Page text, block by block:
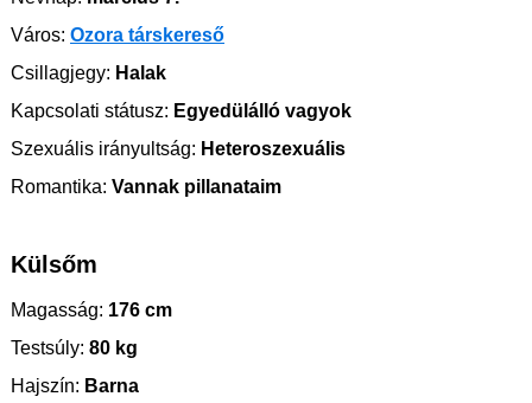
Város: Ozora társkereső
Csillagjegy: Halak
Kapcsolati státusz: Egyedülálló vagyok
Szexuális irányultság: Heteroszexuális
Romantika: Vannak pillanataim
Külsőm
Magasság: 176 cm
Testsúly: 80 kg
Hajszín: Barna